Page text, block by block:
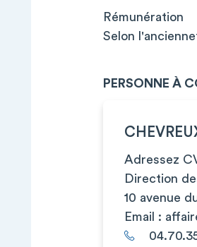
Rémunération
Selon
PERSONNE À
Adressez
Direction
10 avenue
Email :